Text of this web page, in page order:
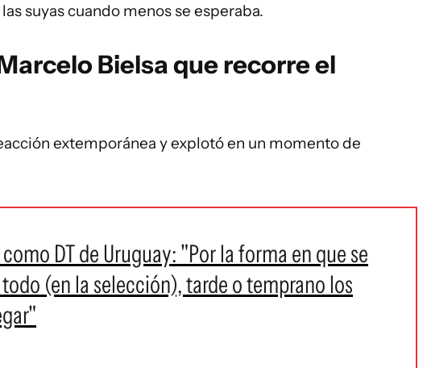
suyas cuando menos se esperaba.
Bielsa que recorre el
extemporánea y explotó en un momento de
DT de Uruguay: "Por la forma en que se
(en la selección), tarde o temprano los